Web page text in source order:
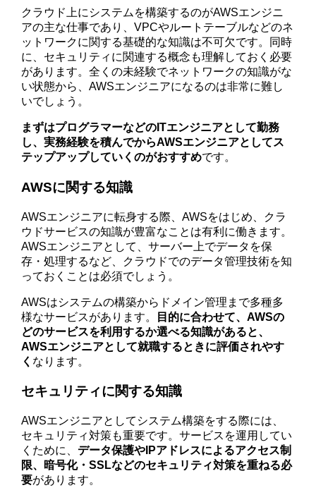
クラウド上にシステムを構築するのがAWSエンジニ
アの主な仕事であり、VPCやルートテーブルなどのネ
ットワークに関する基礎的な知識は不可欠です。同時
に、セキュリティに関連する概念も理解しておく必要
があります。全くの未経験でネットワークの知識がな
い状態から、AWSエンジニアになるのは非常に難し
いでしょう。
まずはプログラマーなどのITエンジニアとして勤務
し、実務経験を積んでからAWSエンジニアとしてス
テップアップしていくのがおすすめです。
AWSに関する知識
AWSエンジニアに転身する際、AWSをはじめ、クラ
ウドサービスの知識が豊富なことは有利に働きます。
AWSエンジニアとして、サーバー上でデータを保
存・処理するなど、クラウドでのデータ管理技術を知
っておくことは必須でしょう。
AWSはシステムの構築からドメイン管理まで多種多
様なサービスがあります。
目的に合わせて、AWSの
どのサービスを利用するか選べる知識があると、
AWSエンジニアとして就職するときに評価されやす
く なります。
セキュリティに関する知識
AWSエンジニアとしてシステム構築をする際には、
セキュリティ対策も重要です。サービスを運用してい
くために、データ保護やIPアドレスによるアクセス制
限、暗号化・SSLなどのセキュリティ対策を重ねる必
要があります。